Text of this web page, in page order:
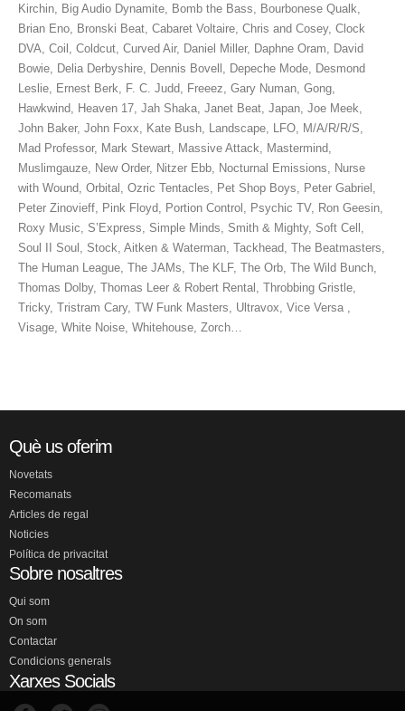
Kirchin, Big Audio Dynamite, Bomb the Bass, Bourbonese Qualk,
Brian Eno, Bronski Beat, Cabaret Voltaire, Chris and Cosey, Clock
DVA, Coil, Coldcut, Curved Air, Daniel Miller, Daphne Oram, David
Bowie, Delia Derbyshire, Dennis Bovell, Depeche Mode, Desmond
Leslie, Ernest Berk, F. C. Judd, Freeez, Gary Numan, Gong,
Hawkwind, Heaven 17, Jah Shaka, Janet Beat, Japan, Joe Meek,
John Baker, John Foxx, Kate Bush, Landscape, LFO, M/A/R/R/S,
Mad Professor, Mark Stewart, Massive Attack, Mastermind,
Muslimgauze, New Order, Nitzer Ebb, Nocturnal Emissions, Nurse
with Wound, Orbital, Ozric Tentacles, Pet Shop Boys, Peter Gabriel,
Peter Zinovieff, Pink Floyd, Portion Control, Psychic TV, Ron Geesin,
Roxy Music, S’Express, Simple Minds, Smith & Mighty, Soft Cell,
Soul II Soul, Stock, Aitken & Waterman, Tackhead, The Beatmasters,
The Human League, The JAMs, The KLF, The Orb, The Wild Bunch,
Thomas Dolby, Thomas Leer & Robert Rental, Throbbing Gristle,
Tricky, Tristram Cary, TW Funk Masters, Ultravox, Vice Versa ,
Visage, White Noise, Whitehouse, Zorch…
Què us oferim
Novetats
Recomanats
Articles de regal
Noticies
Política de privacitat
Sobre nosaltres
Qui som
On som
Contactar
Condicions generals
Xarxes Socials